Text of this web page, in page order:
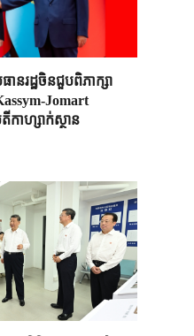
នរដ្ឋចិន​ជួបពិភាក្សា​
Jomart
កាហ្សាក់ស្ថាន​